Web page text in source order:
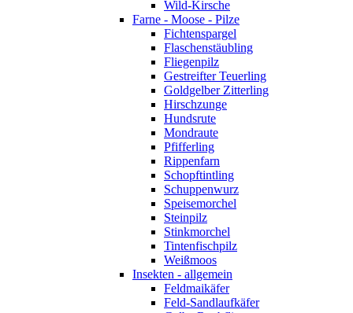
Wild-Kirsche
Farne - Moose - Pilze
Fichtenspargel
Flaschenstäubling
Fliegenpilz
Gestreifter Teuerling
Goldgelber Zitterling
Hirschzunge
Hundsrute
Mondraute
Pfifferling
Rippenfarn
Schopftintling
Schuppenwurz
Speisemorchel
Steinpilz
Stinkmorchel
Tintenfischpilz
Weißmoos
Insekten - allgemein
Feldmaikäfer
Feld-Sandlaufkäfer